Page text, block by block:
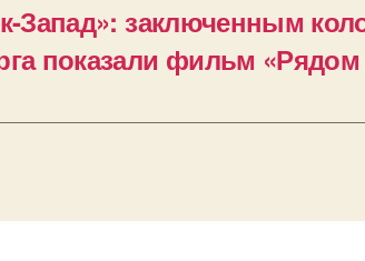
Запад»: заключенным
показали фильм «Рядом